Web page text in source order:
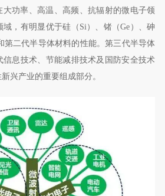
大功率、高温、高频、抗辐射的微电子领
域，有明显优于硅（ Si ）、锗（Ge ）、砷
第二代半导体材料的性能。第三代半导体
信息技术、节能减排技术及国防安全技术
兴产业的重要组成部分。